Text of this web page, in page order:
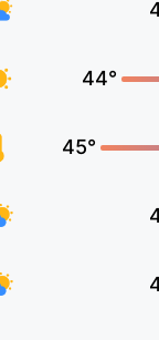
44°
45°